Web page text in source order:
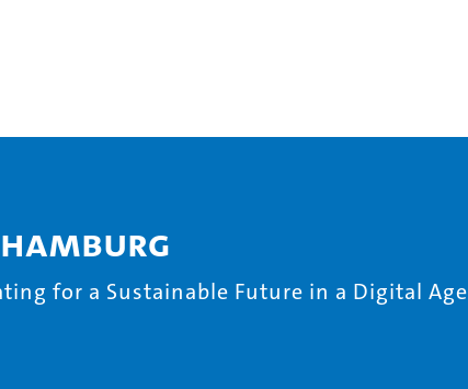
for a Sustainable Future in a Digital Age